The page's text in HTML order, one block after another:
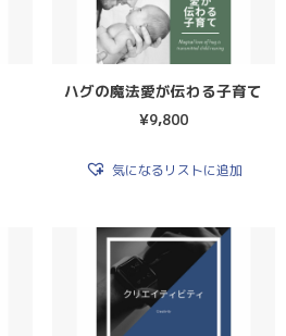
ハグの魔法愛が伝わる子育て
¥9,800
気になるリストに追加